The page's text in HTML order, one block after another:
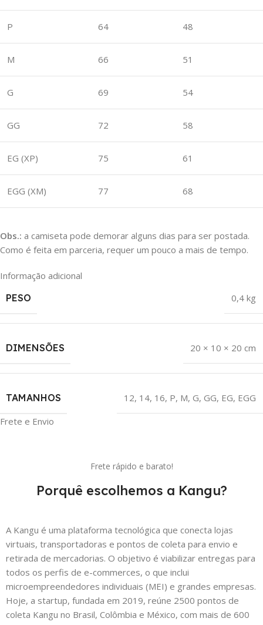
P 64 48
M 66 51
G 69 54
GG 72 58
EG (XP) 75 61
EGG (XM) 77 68
Obs.: a camiseta pode demorar alguns dias para ser postada.
Como é feita em parceria, requer um pouco a mais de tempo.
Informação adicional
PESO
0,4 kg
DIMENSÕES 20 × 10 × 20 cm
TAMANHOS 12, 14, 16, P, M, G, GG, EG, EGG
Frete e Envio
Frete rápido e barato!
Porquê escolhemos a Kangu?
A Kangu é uma plataforma tecnológica que conecta lojas
virtuais, transportadoras e pontos de coleta para envio e
retirada de mercadorias. O objetivo é viabilizar entregas para
todos os perfis de e-commerces, o que inclui
microempreendedores individuais (MEI) e grandes empresas.
Hoje, a startup, fundada em 2019, reúne 2500 pontos de
coleta Kangu no Brasil, Colômbia e México, com mais de 600